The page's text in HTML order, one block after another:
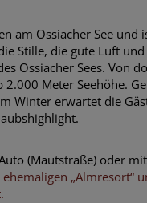
am Ossiacher See und
Stille, die gute Luft
Ossiacher Sees. Von
Meter Seehöhe.
Winter erwartet die
(Mautstraße) oder
„Almresort“